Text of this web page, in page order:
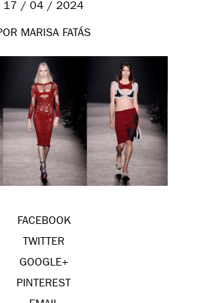
17 / 04 / 2024
MARISA FATÁS
FACEBOOK
TWITTER
GOOGLE+
PINTEREST